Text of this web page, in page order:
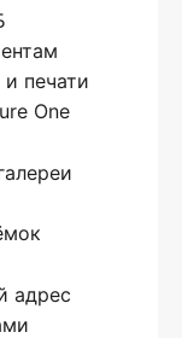
печати
One
адрес